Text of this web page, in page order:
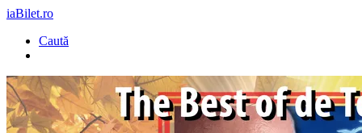
iaBilet.ro
Caută